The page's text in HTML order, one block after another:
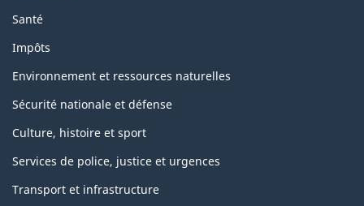
Santé
Impôts
Environnement et ressources naturelles
Sécurité nationale et défense
Culture, histoire et sport
Services de police, justice et urgences
Transport et infrastructure